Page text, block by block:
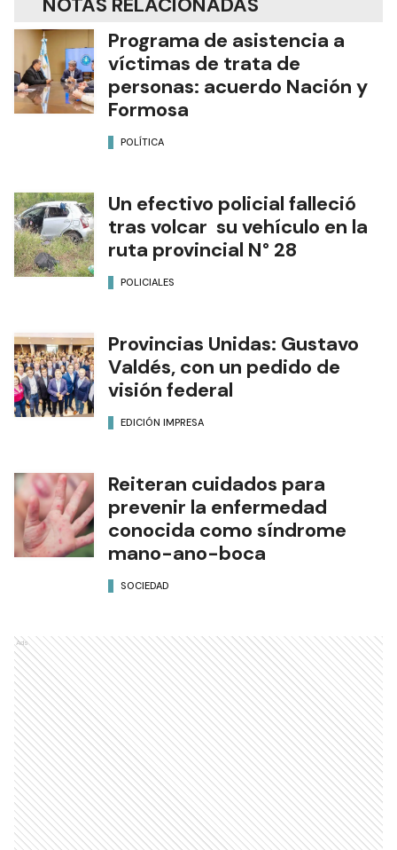
Programa de asistencia a
víctimas de trata de
personas: acuerdo Nación y
Formosa
POLÍTICA
Un efectivo policial falleció
tras volcar su vehículo en la
ruta provincial N° 28
POLICIALES
Provincias Unidas: Gustavo
Valdés, con un pedido de
visión federal
EDICIÓN IMPRESA
Reiteran cuidados para
prevenir la enfermedad
conocida como síndrome
mano-ano-boca
SOCIEDAD
Ads